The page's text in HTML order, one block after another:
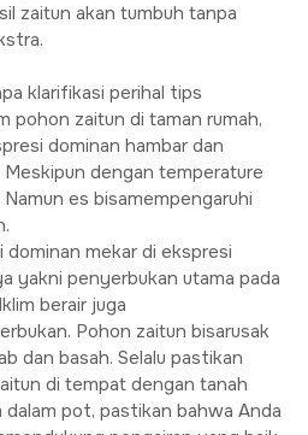
zaitun akan tumbuh tanpa
klarifikasi perihal tips
pohon zaitun di taman rumah,
dominan hambar dan
dengan temperature
es bisamempengaruhi
mekar di ekspresi
yakni penyerbukan utama pada
berair juga
Pohon zaitun bisarusak
dan basah. Selalu pastikan
di tempat dengan tanah
dalam pot, pastikan bahwa Anda